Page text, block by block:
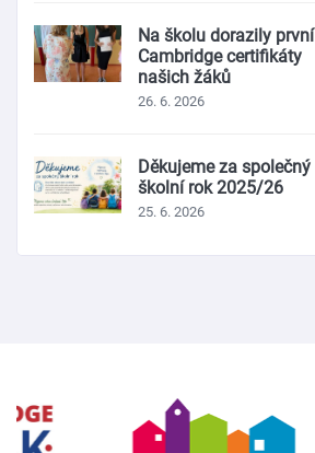
Na školu dorazily první
Cambridge certifikáty
našich žáků
26. 6. 2026
Děkujeme za společný
školní rok 2025/26
25. 6. 2026